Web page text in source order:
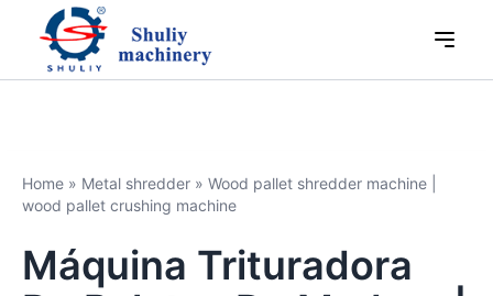
Home » Metal shredder » Wood pallet shredder machine |
wood pallet crushing machine
Máquina Trituradora